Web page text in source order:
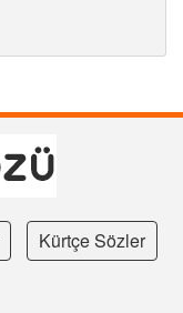
Kürtçe Sözler